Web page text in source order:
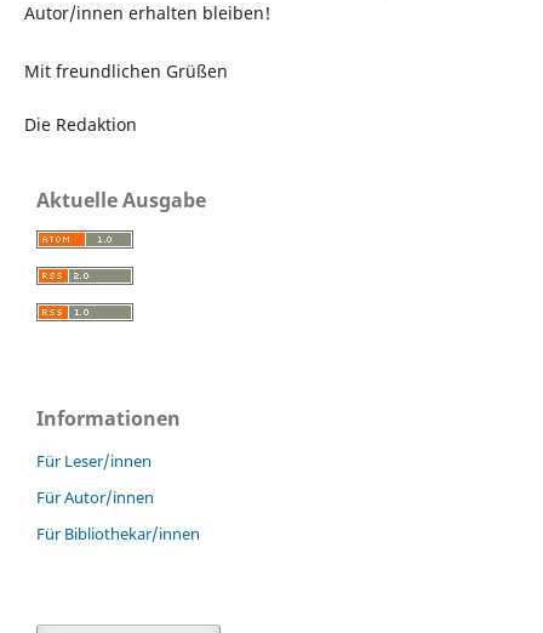
Autor/innen erhalten bleiben!
Mit freundlichen Grüßen
Die Redaktion
Aktuelle Ausgabe
Informationen
Für Leser/innen
Für Autor/innen
Für Bibliothekar/innen